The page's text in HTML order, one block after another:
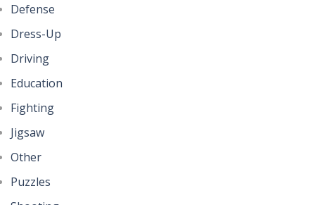
Defense
Dress-Up
Driving
Education
Fighting
Jigsaw
Other
Puzzles